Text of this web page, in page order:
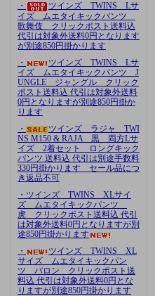
・
ツインズ TWINS Lサ
イズ ムエタイキックパンツ
歌舞伎 クリックポスト送料込
代引は対象外送料0円となります
が別途850円掛かります
・
ツインズ TWINS Lサ
イズ ムエタイキックパンツ J
UNGLE ジャングル クリック
ポスト送料込 代引は対象外送料
0円となりますが別途850円掛か
ります
・
ツインズ ラジャ TWI
NS M150 & RAJA 黒 両方Lサ
イズ 2着セット ロングキック
パンツ 送料込 代引は別途手数料
330円掛かります セール品につ
き返品不可
・ツインズ TWINS XLサイ
ズ ムエタイキックパンツ
虎 クリックポスト送料込 代引
は対象外送料0円となりますが別
途850円掛かります
・
ツインズ TWINS XL
サイズ ムエタイキックパン
ツ バロン クリックポスト送
料込 代引は対象外送料0円とな
りますが別途850円掛かります